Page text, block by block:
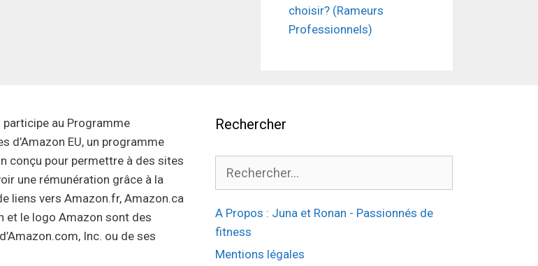
choisir? (Rameurs
Professionnels)
au Programme
d’Amazon EU, un programme
conçu pour permettre à des sites
une rémunération grâce à la
liens vers Amazon.fr, Amazon.ca
et le logo Amazon sont des
Inc. ou de ses
Rechercher
Rechercher :
A Propos : Juna et Ronan - Passionnés de
fitness
Mentions légales